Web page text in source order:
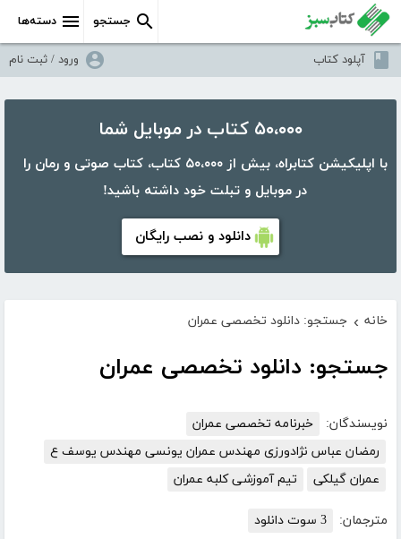
دسته‌ها جستجو
آپلود کتاب ورود / ثبت نام
۵۰،۰۰۰ کتاب در موبایل شما
با اپلیکیشن کتابراه، بیش از ۵۰،۰۰۰ کتاب، کتاب صوتی و رمان را
در موبایل و تبلت خود داشته باشید!
دانلود و نصب رایگان
خانه › جستجو: دانلود تخصصی عمران
جستجو: دانلود تخصصی عمران
نویسندگان:
خبرنامه تخصصی عمران
رمضان عباس نژادورزی مهندس عمران یونسی مهندس یوسف ع
عمران گیلکی
تیم آموزشی کلبه عمران
مترجمان: 3 سوت دانلود